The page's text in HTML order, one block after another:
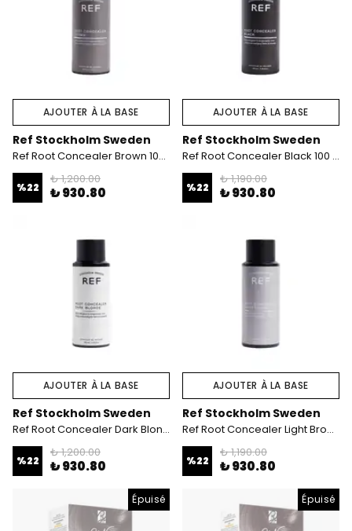
AJOUTER À LA BASE
Ref Stockholm Sweden
Ref Root Concealer Brown 100 ml
%22
₺ 1,200.00
₺ 930.80
AJOUTER À LA BASE
Ref Stockholm Sweden
Ref Root Concealer Black 100 ml
%22
₺ 1,190.00
₺ 930.80
AJOUTER À LA BASE
Ref Stockholm Sweden
Ref Root Concealer Dark Blonde 100 ml
%22
₺ 1,200.00
₺ 930.80
AJOUTER À LA BASE
Ref Stockholm Sweden
Ref Root Concealer Light Brown 100 ml
%22
₺ 1,190.00
₺ 930.80
Épuisé Épuisé